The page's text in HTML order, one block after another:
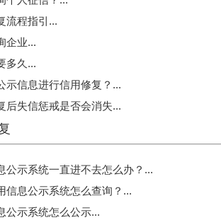
流程指引...
企业...
多久...
示信息进行信用修复？...
后失信惩戒是否会消失...
公示系统一直进不去怎么办？...
信息公示系统怎么查询？...
公示系统怎么公示...